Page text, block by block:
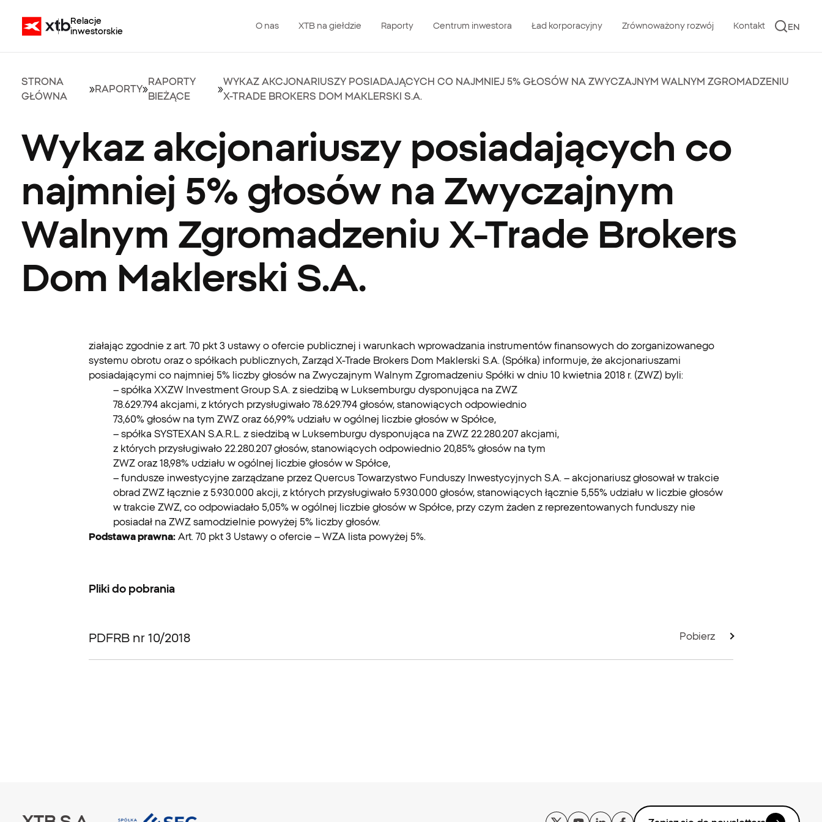
Relacje
inwestorskie
O nas XTB na giełdzie Raporty Centrum inwestora Ład korporacyjny Zrównoważony rozwój Kontakt EN
STRONA
GŁÓWNA
»RAPORTY»
RAPORTY
BIEŻĄCE
»
WYKAZ AKCJONARIUSZY POSIADAJĄCYCH CO NAJMNIEJ 5% GŁOSÓW NA ZWYCZAJNYM WALNYM ZGROMADZENIU
X-TRADE BROKERS DOM MAKLERSKI S.A.
Wykaz akcjonariuszy posiadających co
najmniej 5% głosów na Zwyczajnym
Walnym Zgromadzeniu X-Trade Brokers
Dom Maklerski S.A.
ziałając zgodnie z art. 70 pkt 3 ustawy o ofercie publicznej i warunkach wprowadzania instrumentów finansowych do zorganizowanego
systemu obrotu oraz o spółkach publicznych, Zarząd X-Trade Brokers Dom Maklerski S.A. (Spółka) informuje, że akcjonariuszami
posiadającymi co najmniej 5% liczby głosów na Zwyczajnym Walnym Zgromadzeniu Spółki w dniu 10 kwietnia 2018 r. (ZWZ) byli:
– spółka XXZW Investment Group S.A. z siedzibą w Luksemburgu dysponująca na ZWZ
78.629.794 akcjami, z których przysługiwało 78.629.794 głosów, stanowiących odpowiednio
73,60% głosów na tym ZWZ oraz 66,99% udziału w ogólnej liczbie głosów w Spółce,
– spółka SYSTEXAN S.A.R.L. z siedzibą w Luksemburgu dysponująca na ZWZ 22.280.207 akcjami,
z których przysługiwało 22.280.207 głosów, stanowiących odpowiednio 20,85% głosów na tym
ZWZ oraz 18,98% udziału w ogólnej liczbie głosów w Spółce,
– fundusze inwestycyjne zarządzane przez Quercus Towarzystwo Funduszy Inwestycyjnych S.A. – akcjonariusz głosował w trakcie
obrad ZWZ łącznie z 5.930.000 akcji, z których przysługiwało 5.930.000 głosów, stanowiących łącznie 5,55% udziału w liczbie głosów
w trakcie ZWZ, co odpowiadało 5,05% w ogólnej liczbie głosów w Spółce, przy czym żaden z reprezentowanych funduszy nie
posiadał na ZWZ samodzielnie powyżej 5% liczby głosów.
Podstawa prawna: Art. 70 pkt 3 Ustawy o ofercie – WZA lista powyżej 5%.
Pliki do pobrania
PDFRB nr 10/2018 Pobierz